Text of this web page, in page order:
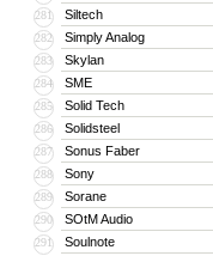
281 Siltech
282 Simply Analog
283 Skylan
284 SME
285 Solid Tech
286 Solidsteel
287 Sonus Faber
288 Sony
289 Sorane
290 SOtM Audio
291 Soulnote